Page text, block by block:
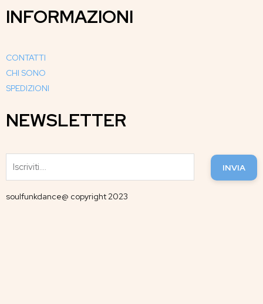
INFORMAZIONI
CONTATTI
CHI SONO
SPEDIZIONI
NEWSLETTER
INVIA
soulfunkdance@ copyright 2023